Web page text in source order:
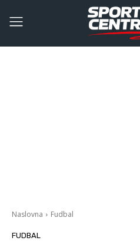
Naslovna Fudbal
FUDBAL